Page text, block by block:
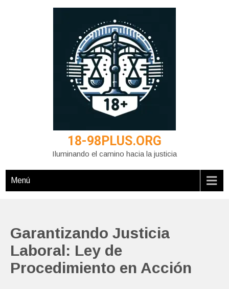
18-98PLUS.ORG
Iluminando el camino hacia la justicia
Menú
Garantizando Justicia
Laboral: Ley de
Procedimiento en Acción